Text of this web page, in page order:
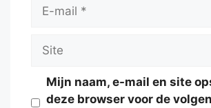
Site
Mijn naam, e-mail en site
deze browser voor de